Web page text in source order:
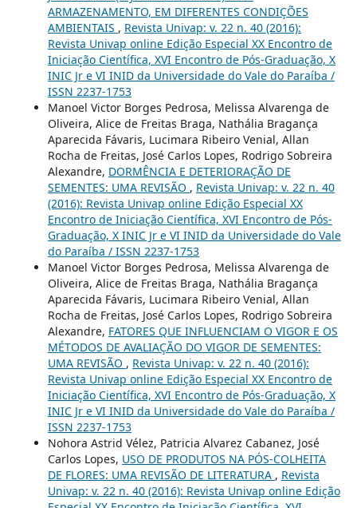
ARMAZENAMENTO, EM DIFERENTES CONDIÇÕES
AMBIENTAIS , Revista Univap: v. 22 n. 40 (2016):
Revista Univap online Edição Especial XX Encontro de
Iniciação Científica, XVI Encontro de Pós-Graduação, X
INIC Jr e VI INID da Universidade do Vale do Paraíba /
ISSN 2237-1753
Manoel Victor Borges Pedrosa, Melissa Alvarenga de
Oliveira, Alice de Freitas Braga, Nathália Bragança
Aparecida Fávaris, Lucimara Ribeiro Venial, Allan
Rocha de Freitas, José Carlos Lopes, Rodrigo Sobreira
Alexandre, DORMÊNCIA E DETERIORAÇÃO DE
SEMENTES: UMA REVISÃO , Revista Univap: v. 22 n. 40
(2016): Revista Univap online Edição Especial XX
Encontro de Iniciação Científica, XVI Encontro de Pós-
Graduação, X INIC Jr e VI INID da Universidade do Vale
do Paraíba / ISSN 2237-1753
Manoel Victor Borges Pedrosa, Melissa Alvarenga de
Oliveira, Alice de Freitas Braga, Nathália Bragança
Aparecida Fávaris, Lucimara Ribeiro Venial, Allan
Rocha de Freitas, José Carlos Lopes, Rodrigo Sobreira
Alexandre, FATORES QUE INFLUENCIAM O VIGOR E OS
MÉTODOS DE AVALIAÇÃO DO VIGOR DE SEMENTES:
UMA REVISÃO , Revista Univap: v. 22 n. 40 (2016):
Revista Univap online Edição Especial XX Encontro de
Iniciação Científica, XVI Encontro de Pós-Graduação, X
INIC Jr e VI INID da Universidade do Vale do Paraíba /
ISSN 2237-1753
Nohora Astrid Vélez, Patricia Alvarez Cabanez, José
Carlos Lopes, USO DE PRODUTOS NA PÓS-COLHEITA
DE FLORES: UMA REVISÃO DE LITERATURA , Revista
Univap: v. 22 n. 40 (2016): Revista Univap online Edição